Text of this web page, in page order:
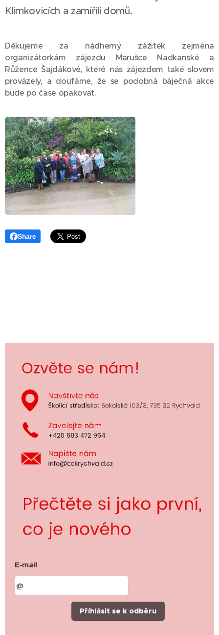
Klimkovicích a zamířili domů.
Děkujeme za nádherný zážitek zejména
organizátorkám zájezdu Marušce Nadkanské a
Růžence Šajdákové, které nás zájezdem také slovem
provázely, a doufáme, že se podobná báječná akce
bude po čase opakovat.
Share
E-mail
Příhlásit se k odběru